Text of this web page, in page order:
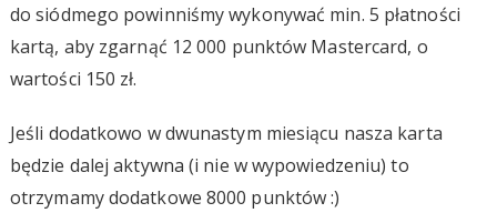
do siódmego powinniśmy wykonywać min. 5 płatności
kartą, aby zgarnąć 12 000 punktów Mastercard, o
wartości 150 zł.
Jeśli dodatkowo w dwunastym miesiącu nasza karta
będzie dalej aktywna (i nie w wypowiedzeniu) to
otrzymamy dodatkowe 8000 punktów :)